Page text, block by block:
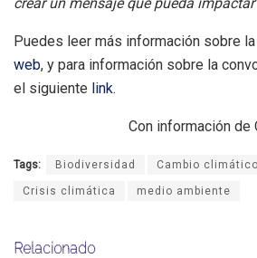
Puedes leer más información sobre
web, y para información sobre la
el siguiente link.
Con información de
Tags: Biodiversidad Cambio climático
Crisis climática medio ambiente
Relacionado